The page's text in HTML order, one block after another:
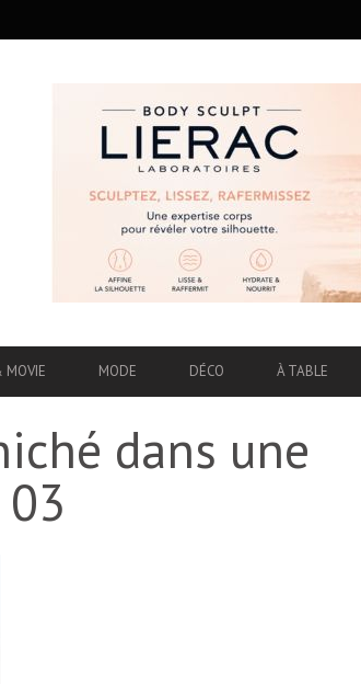
MOVIE MODE DÉCO À TABLE
dans une